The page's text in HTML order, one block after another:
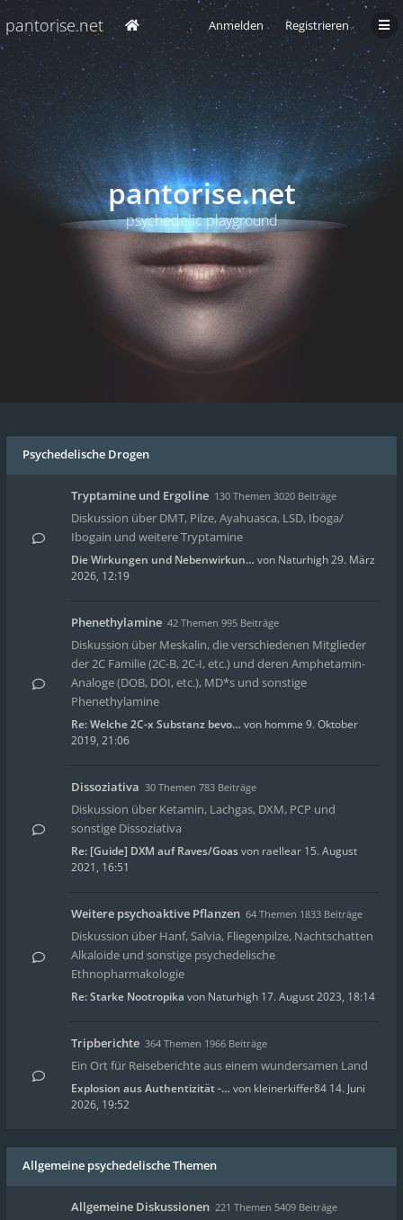
pantorise.net Anmelden Registrieren
pantorise.net
psychedelic playground
Psychedelische Drogen
Tryptamine und Ergoline 130 Themen 3020 Beiträge
Diskussion über DMT, Pilze, Ayahuasca, LSD, Iboga/
Ibogain und weitere Tryptamine
Die Wirkungen und Nebenwirkun… von Naturhigh29. März
2026, 12:19
Phenethylamine 42 Themen 995 Beiträge
Diskussion über Meskalin, die verschiedenen Mitglieder
der 2C Familie (2C-B, 2C-I, etc.) und deren Amphetamin-
Analoge (DOB, DOI, etc.), MD*s und sonstige
Phenethylamine
Re: Welche 2C-x Substanz bevo… von homme 9. Oktober
2019, 21:06
Dissoziativa 30 Themen 783 Beiträge
Diskussion über Ketamin, Lachgas, DXM, PCP und
sonstige Dissoziativa
Re: [Guide] DXM auf Raves/Goasvon raellear 15. August
2021, 16:51
Weitere psychoaktive Pflanzen 64 Themen 1833 Beiträge
Diskussion über Hanf, Salvia, Fliegenpilze, Nachtschatten
Alkaloide und sonstige psychedelische
Ethnopharmakologie
Re: Starke Nootropika von Naturhigh 17. August 2023, 18:14
Tripberichte 364 Themen 1966 Beiträge
Ein Ort für Reiseberichte aus einem wundersamen Land
Explosion aus Authentizität -… von kleinerkiffer84 14. Juni
2026, 19:52
Allgemeine psychedelische Themen
Allgemeine Diskussionen 221 Themen 5409 Beiträge